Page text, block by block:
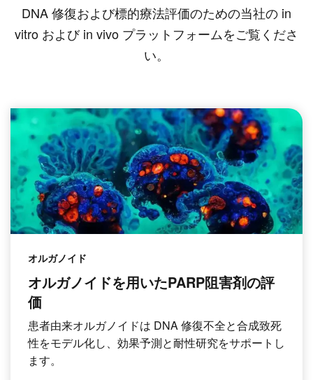
DNA 修復および標的療法評価のための当社の in
vitro および in vivo プラットフォームをご覧くださ
い。
オルガノイド
オルガノイドを用いたPARP阻害剤の評
価
患者由来オルガノイドは DNA 修復不全と合成致死
性をモデル化し、効果予測と耐性研究をサポートし
ます。